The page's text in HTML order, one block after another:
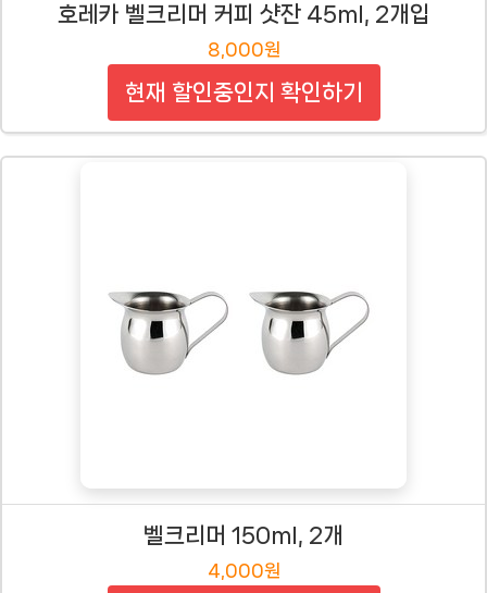
호레카 벨크리머 커피 샷잔 45ml, 2개입
8,000원
현재 할인중인지 확인하기
벨크리머 150ml, 2개
4,000원